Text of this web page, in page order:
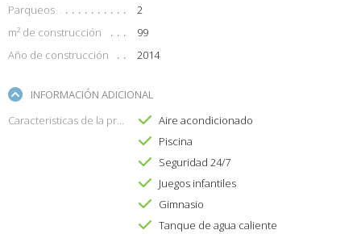
Parqueos
2
m² de construcción
99
Año de construcción
2014
INFORMACIÓN ADICIONAL
Caracteristicas de la propiedad
Aire acondicionado
Piscina
Seguridad 24/7
Juegos infantiles
Gimnasio
Tanque de agua caliente